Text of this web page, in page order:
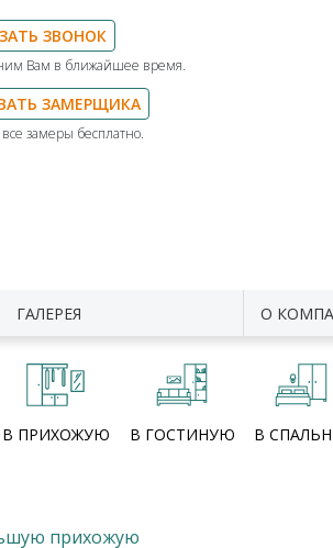
ЗВОНОК
Вам в ближайшее время.
ЗАМЕРЩИКА
замеры бесплатно.
ГАЛЕРЕЯ О
В ПРИХОЖУЮ В ГОСТИНУЮ В
прихожую